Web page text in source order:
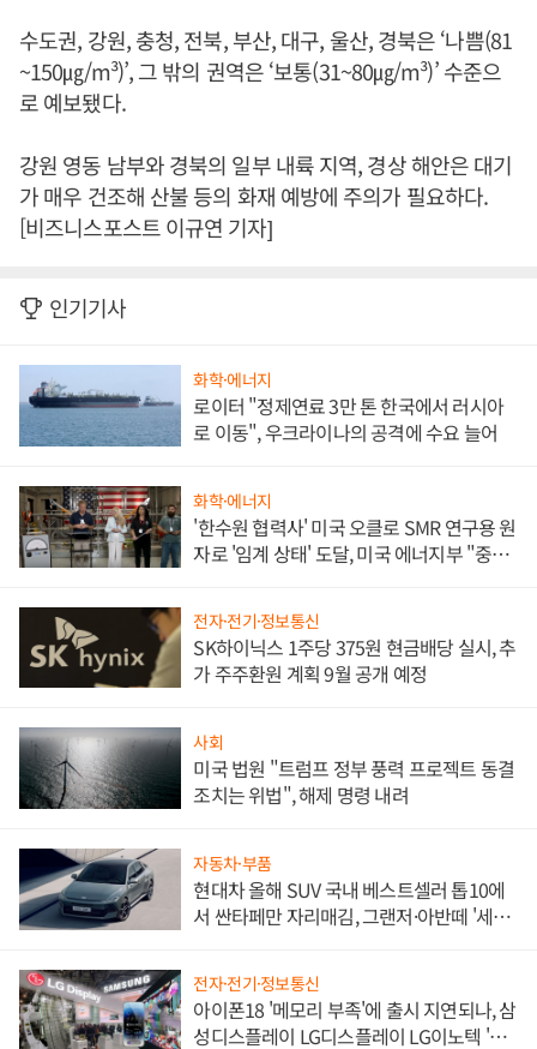
수도권, 강원, 충청, 전북, 부산, 대구, 울산, 경북은 ‘나쁨(81
~150㎍/m³)’, 그 밖의 권역은 ‘보통(31~80㎍/m³)’ 수준으
로 예보됐다.
강원 영동 남부와 경북의 일부 내륙 지역, 경상 해안은 대기
가 매우 건조해 산불 등의 화재 예방에 주의가 필요하다.
[비즈니스포스트 이규연 기자]
인기기사
화학·에너지
로이터 "정제연료 3만 톤 한국에서 러시아
로 이동", 우크라이나의 공격에 수요 늘어
화학·에너지
'한수원 협력사' 미국 오클로 SMR 연구용 원
자로 '임계 상태' 도달, 미국 에너지부 "중요
전자·전기·정보통신
SK하이닉스 1주당 375원 현금배당 실시, 추
가 주주환원 계획 9월 공개 예정
사회
미국 법원 "트럼프 정부 풍력 프로젝트 동결
조치는 위법", 해제 명령 내려
자동차·부품
현대차 올해 SUV 국내 베스트셀러 톱10에
서 싼타페만 자리매김, 그랜저·아반떼 '세단
전자·전기·정보통신
아이폰18 '메모리 부족'에 출시 지연되나, 삼
성디스플레이 LG디스플레이 LG이노텍 '탈